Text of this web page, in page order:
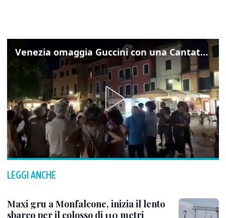
Venezia omaggia Guccini con una Cantata Anarchica in campo Santa Margherita
LEGGI ANCHE
Maxi gru a Monfalcone, inizia il lento
sbarco per il colosso di 110 metri